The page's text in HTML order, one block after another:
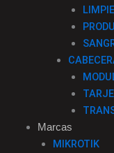
Marcas
MIKROTIK